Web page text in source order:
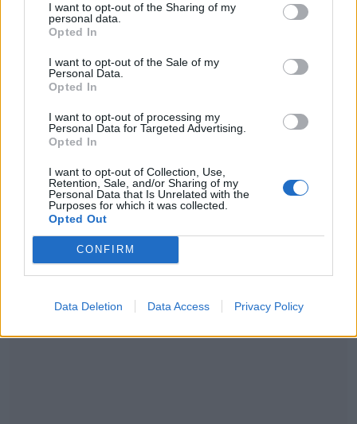
I want to opt-out of the Sharing of my
personal data.
Opted In
I want to opt-out of the Sale of my
Personal Data.
Opted In
I want to opt-out of processing my
Personal Data for Targeted Advertising.
Opted In
I want to opt-out of Collection, Use,
Retention, Sale, and/or Sharing of my
Personal Data that Is Unrelated with the
Purposes for which it was collected.
Opted Out
CONFIRM
Data Deletion Data Access Privacy Policy
«Δεν ξέρω τώρα τι μου επιτρέπεται να πω…
θεωρώ ότι έκανε λάθος ο Γιώργος που
σταμάτησε την τηλεόραση και του το ‘πα.
Μου λέει «και τι να έκανα;». Του λέω
περιόρισε τον χρόνο… τον χρόνο
συμμετοχής. Μη λες το Καλημέρα. Βάλε δύο
νέα παιδιά να ξεκινάνε και στην πορεία
μπούκαρε”. Για μένα, του το ‘χα πει, ήταν
λάθος του.